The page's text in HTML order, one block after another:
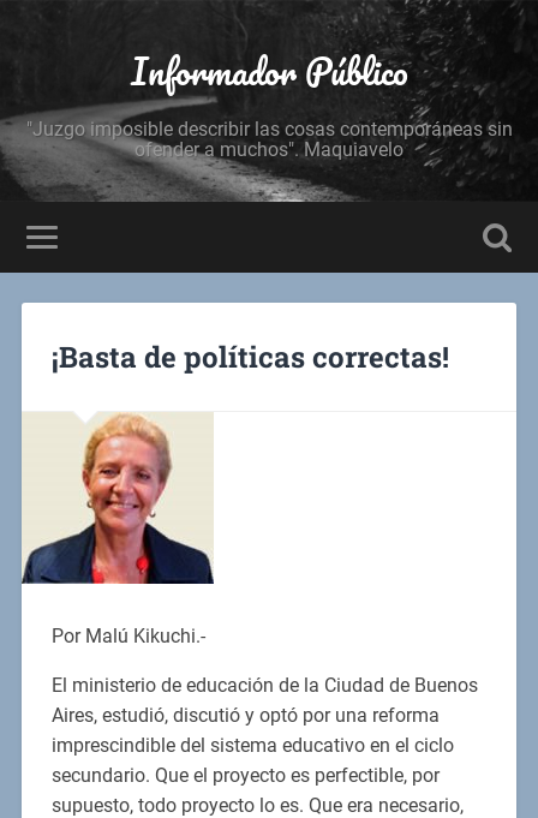
Informador Público
"Juzgo imposible describir las cosas contemporáneas sin
ofender a muchos". Maquiavelo
¡Basta de políticas correctas!
Por Malú Kikuchi.-
El ministerio de educación de la Ciudad de Buenos
Aires, estudió, discutió y optó por una reforma
imprescindible del sistema educativo en el ciclo
secundario. Que el proyecto es perfectible, por
supuesto, todo proyecto lo es. Que era necesario,